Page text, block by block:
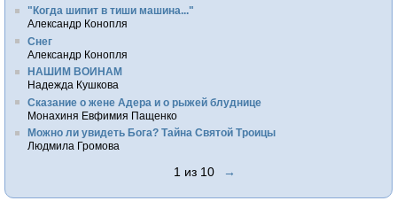
"Когда шипит в тиши машина..."
Александр Конопля
Снег
Александр Конопля
НАШИМ ВОИНАМ
Надежда Кушкова
Сказание о жене Адера и о рыжей блуднице
Монахиня Евфимия Пащенко
Можно ли увидеть Бога? Тайна Святой Троицы
Людмила Громова
1 из 10 →